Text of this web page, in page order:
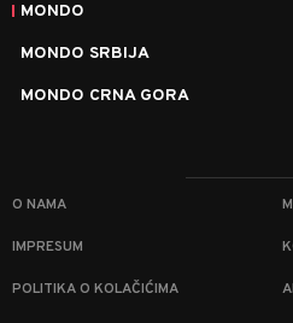
MONDO
MONDO SRBIJA
MONDO CRNA GORA
O NAMA
IMPRESUM
POLITIKA O KOLAČIĆIMA